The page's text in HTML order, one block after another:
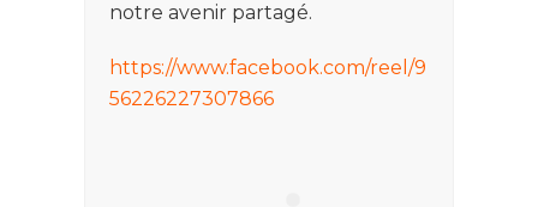
notre avenir partagé.
https://www.facebook.com/reel/9
56226227307866